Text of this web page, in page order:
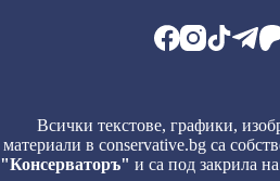
Всички текстове, графики,
материали в conservative.bg са
"Консерваторъ" и са под закрила